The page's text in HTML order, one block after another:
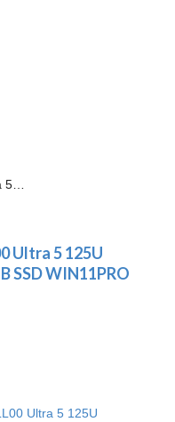
5…
Ultra 5 125U
SSD WIN11PRO